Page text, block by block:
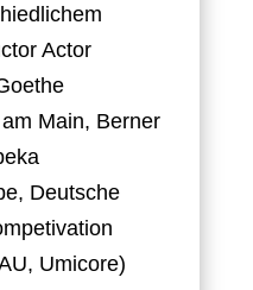
Actor
Main, Berner
Deutsche
Umicore)